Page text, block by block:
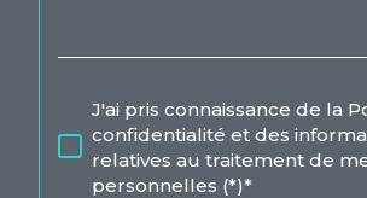
J'ai pris connaissance de la
confidentialité et des
relatives au traitement de
personnelles (*)*